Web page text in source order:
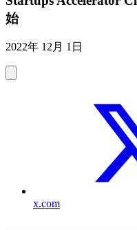
始
2022年 12月 1日
x.com